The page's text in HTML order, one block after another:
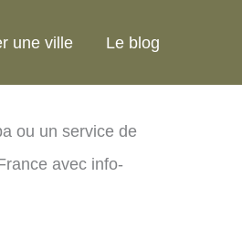
une ville Le blog
ou un service de
avec info-